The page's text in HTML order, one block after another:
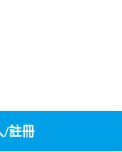
/註冊